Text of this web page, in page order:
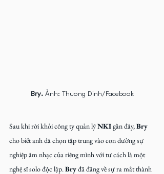
Bry. Ảnh: Thuong Dinh/Facebook
Sau khi rời khỏi công ty quản lý NKI gần đây, Bry
cho biết anh đã chọn tập trung vào con đường sự
nghiệp âm nhạc của riêng mình với tư cách là một
nghệ sĩ solo độc lập. Bry đã đăng về sự ra mắt thành